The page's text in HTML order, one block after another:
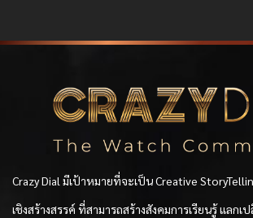
Crazy Dial มีเป้าหมายที่จะเป็น Creative
เชิงสร้างสรรค์ ที่สามารถสร้างสังคมการเรียนรู้ แลกเ